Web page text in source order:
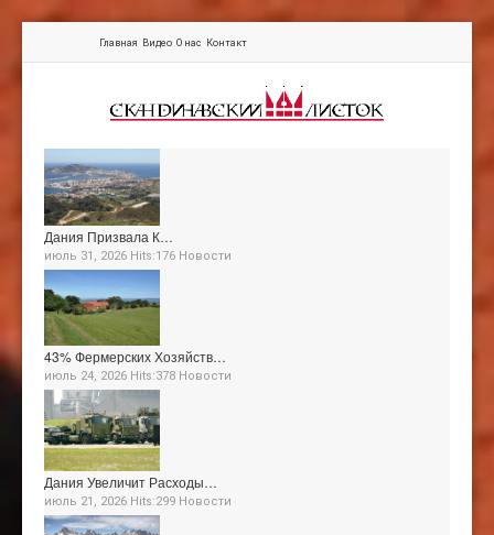
Главная Видео О нас Контакт
Дания Призвала К…
июль 31, 2026 Hits:176 Новости
43% Фермерских Хозяйств…
июль 24, 2026 Hits:378 Новости
Дания Увеличит Расходы…
июль 21, 2026 Hits:299 Новости